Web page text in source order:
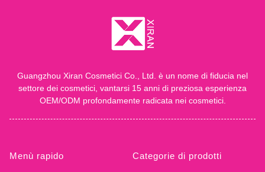
Guangzhou Xiran Cosmetici Co., Ltd. è un nome di fiducia nel
settore dei cosmetici, vantarsi 15 anni di preziosa esperienza
OEM/ODM profondamente radicata nei cosmetici.
Menù rapido Categorie di prodotti